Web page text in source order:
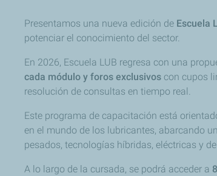
Presentamos una nueva edición de Escuela
potenciar el conocimiento del sector.
En 2026, Escuela LUB regresa con una
cada módulo y foros exclusivos con cupos
resolución de consultas en tiempo real.
Este programa de capacitación está
en el mundo de los lubricantes, abarcando
pesados, tecnologías híbridas, eléctricas y
A lo largo de la cursada, se podrá acceder a